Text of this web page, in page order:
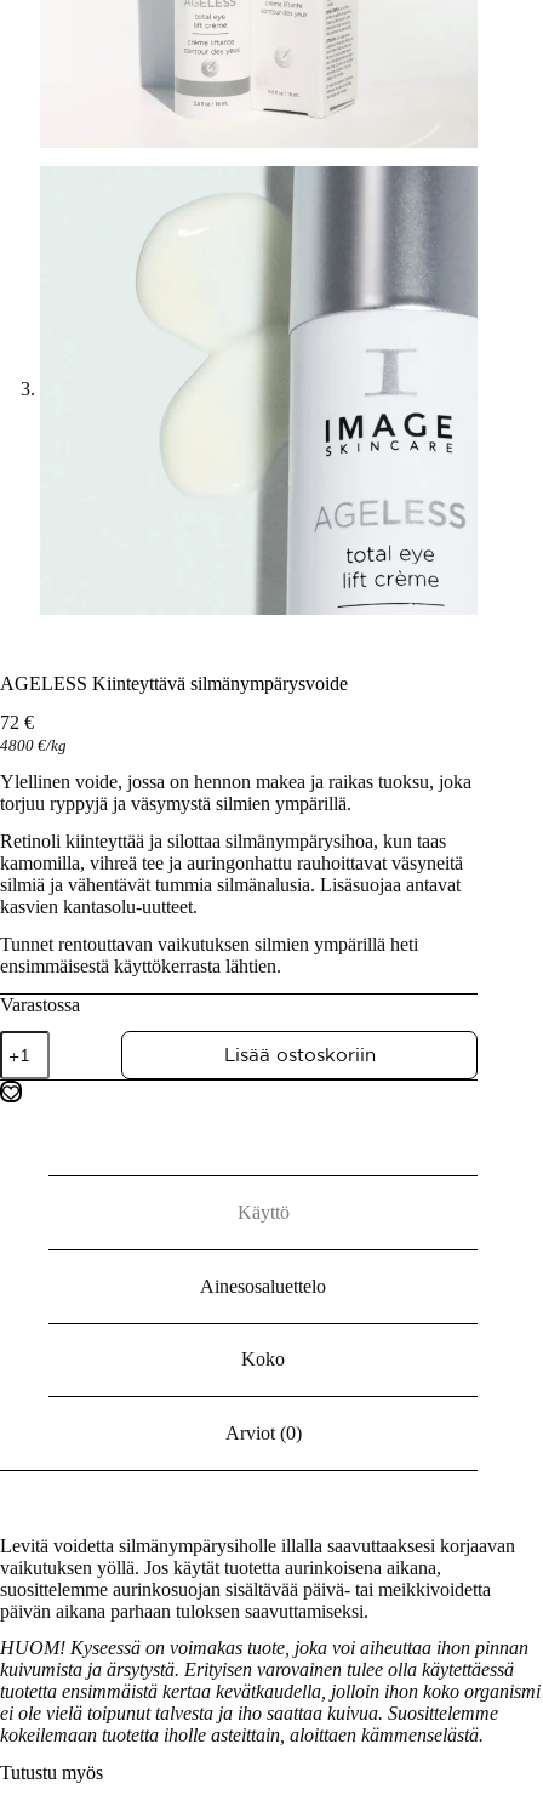
AGELESS Kiinteyttävä silmänympärysvoide
72 €
4800 €/kg
Ylellinen voide, jossa on hennon makea ja raikas tuoksu, joka
torjuu ryppyjä ja väsymystä silmien ympärillä.
Retinoli kiinteyttää ja silottaa silmänympärysihoa, kun taas
kamomilla, vihreä tee ja auringonhattu rauhoittavat väsyneitä
silmiä ja vähentävät tummia silmänalusia. Lisäsuojaa antavat
kasvien kantasolu-uutteet.
Tunnet rentouttavan vaikutuksen silmien ympärillä heti
ensimmäisestä käyttökerrasta lähtien.
Varastossa
Lisää ostoskoriin
Käyttö
Ainesosaluettelo
Koko
Arviot (0)
Levitä voidetta silmänympärysiholle illalla saavuttaaksesi korjaavan
vaikutuksen yöllä. Jos käytät tuotetta aurinkoisena aikana,
suosittelemme aurinkosuojan sisältävää päivä- tai meikkivoidetta
päivän aikana parhaan tuloksen saavuttamiseksi.
HUOM! Kyseessä on voimakas tuote, joka voi aiheuttaa ihon pinnan
kuivumista ja ärsytystä. Erityisen varovainen tulee olla käytettäessä
tuotetta ensimmäistä kertaa kevätkaudella, jolloin ihon koko organismi
ei ole vielä toipunut talvesta ja iho saattaa kuivua. Suosittelemme
kokeilemaan tuotetta iholle asteittain, aloittaen kämmenselästä.
Tutustu myös